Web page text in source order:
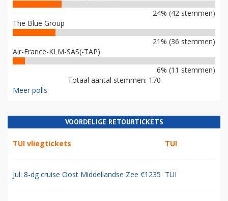
24% (42 stemmen)
The Blue Group
21% (36 stemmen)
Air-France-KLM-SAS(-TAP)
6% (11 stemmen)
Totaal aantal stemmen: 170
Meer polls
VOORDELIGE RETOURTICKETS
TUI vliegtickets TUI
Jul: 8-dg cruise Oost Middellandse Zee €1235 TUI